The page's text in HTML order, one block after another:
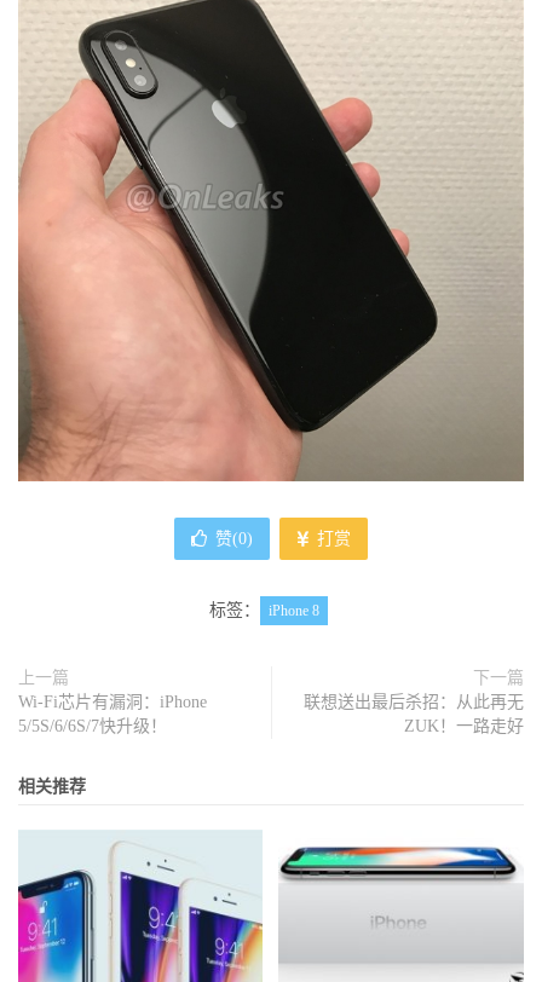
赞(0) 打赏
标签： iPhone 8
上一篇
Wi-Fi芯片有漏洞：iPhone
5/5S/6/6S/7快升级！
下一篇
联想送出最后杀招：从此再无
ZUK！一路走好
相关推荐